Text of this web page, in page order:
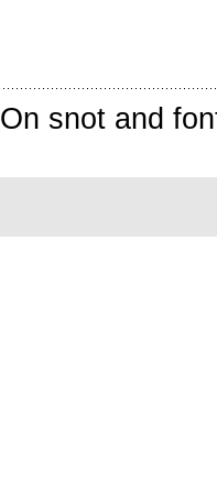
On snot and